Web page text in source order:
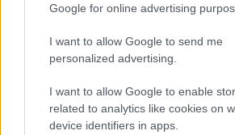
Google for online advertising
I want to allow Google to send me
personalized advertising.
I want to allow Google to enable
related to analytics like cookies on
device identifiers in apps.
Continua a leggere
WEEKEND